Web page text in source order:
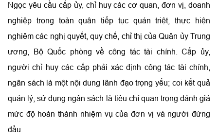
Ngọc yêu cầu cấp ủy, chỉ huy các cơ quan, đơn vị, doanh
nghiệp trong toàn quân tiếp tục quán triệt, thực hiện
nghiêm các nghị quyết, quy chế, chỉ thị của Quân ủy Trung
ương, Bộ Quốc phòng về công tác tài chính. Cấp ủy,
người chỉ huy các cấp phải xác định công tác tài chính,
ngân sách là một nội dung lãnh đạo trọng yếu; coi kết quả
quản lý, sử dụng ngân sách là tiêu chí quan trọng đánh giá
mức độ hoàn thành nhiệm vụ của đơn vị và người đứng
đầu.